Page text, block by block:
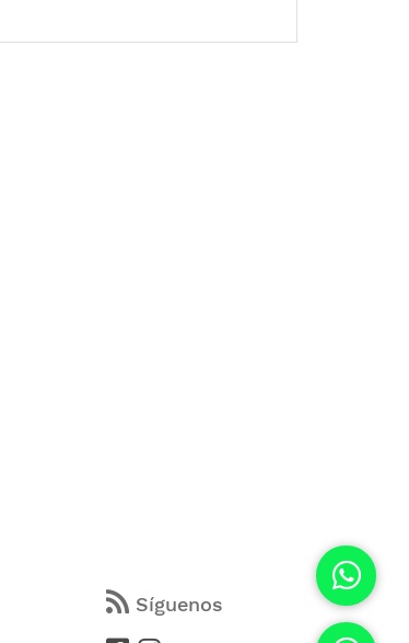
Síguenos